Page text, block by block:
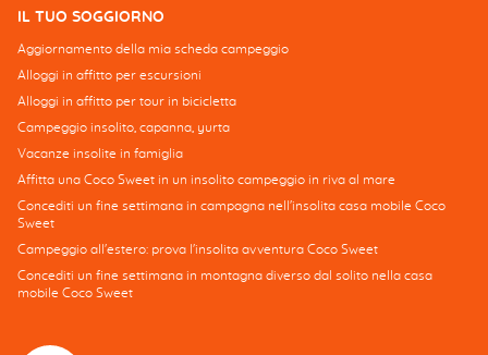
IL TUO SOGGIORNO
Aggiornamento della mia scheda campeggio
Alloggi in affitto per escursioni
Alloggi in affitto per tour in bicicletta
Campeggio insolito, capanna, yurta
Vacanze insolite in famiglia
Affitta una Coco Sweet in un insolito campeggio in riva al mare
Concediti un fine settimana in campagna nell'insolita casa mobile Coco
Sweet
Campeggio all'estero: prova l'insolita avventura Coco Sweet
Concediti un fine settimana in montagna diverso dal solito nella casa
mobile Coco Sweet